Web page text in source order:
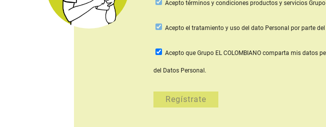
Acepto términos y condiciones productos y servicios Grupo
Aceptoel tratamiento y uso del dato Personal por parte del
Acepto que Grupo EL COLOMBIANO comparta mis datos
del Datos Personal.